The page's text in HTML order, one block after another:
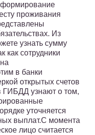
проживания
Из
узнать сумму
как сотрудники
в банки
открытых счетов
ГИБДД узнают о том,
уточняется
выплат.С момента
лицо считается